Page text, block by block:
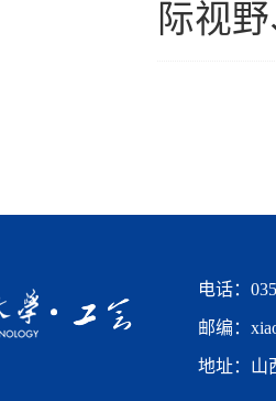
际视
电话：
邮编：
地址：山